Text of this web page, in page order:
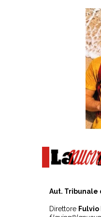
Aut. Tribunale
Direttore